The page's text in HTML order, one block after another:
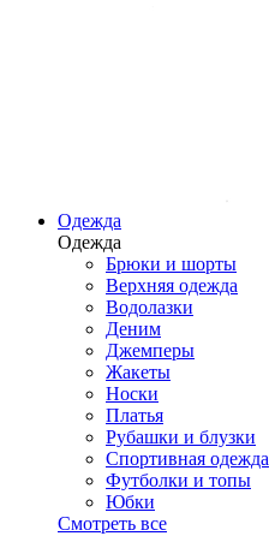
Одежда
Одежда
Брюки и шорты
Верхняя одежда
Водолазки
Деним
Джемперы
Жакеты
Носки
Платья
Рубашки и блузки
Спортивная одежда
Футболки и топы
Юбки
Смотреть все